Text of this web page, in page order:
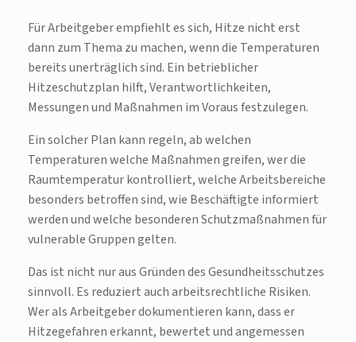
Für Arbeitgeber empfiehlt es sich, Hitze nicht erst
dann zum Thema zu machen, wenn die Temperaturen
bereits unerträglich sind. Ein betrieblicher
Hitzeschutzplan hilft, Verantwortlichkeiten,
Messungen und Maßnahmen im Voraus festzulegen.
Ein solcher Plan kann regeln, ab welchen
Temperaturen welche Maßnahmen greifen, wer die
Raumtemperatur kontrolliert, welche Arbeitsbereiche
besonders betroffen sind, wie Beschäftigte informiert
werden und welche besonderen Schutzmaßnahmen für
vulnerable Gruppen gelten.
Das ist nicht nur aus Gründen des Gesundheitsschutzes
sinnvoll. Es reduziert auch arbeitsrechtliche Risiken.
Wer als Arbeitgeber dokumentieren kann, dass er
Hitzegefahren erkannt, bewertet und angemessen